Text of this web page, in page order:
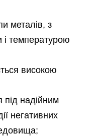
металів, з
і температурою
високою
під надійним
негативних